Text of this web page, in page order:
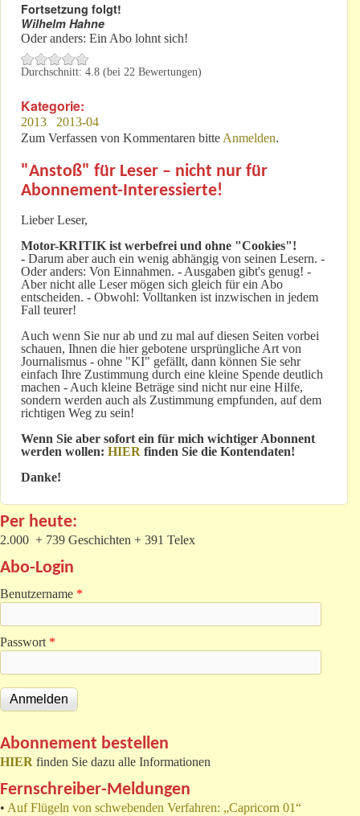
Fortsetzung folgt!
Wilhelm Hahne
Oder anders: Ein Abo lohnt sich!
Durchschnitt: 4.8 (bei 22 Bewertungen)
Kategorie:
2013
2013-04
Zum Verfassen von Kommentaren bitte Anmelden.
"Anstoß" für Leser – nicht nur für
Abonnement-Interessierte!
Lieber Leser,
Motor-KRITIK ist werbefrei und ohne "Cookies"!
- Darum aber auch ein wenig abhängig von seinen Lesern. -
Oder anders: Von Einnahmen. - Ausgaben gibt's genug! -
Aber nicht alle Leser mögen sich gleich für ein Abo
entscheiden. - Obwohl: Volltanken ist inzwischen in jedem
Fall teurer!
Auch wenn Sie nur ab und zu mal auf diesen Seiten vorbei
schauen, Ihnen die hier gebotene ursprüngliche Art von
Journalismus - ohne "KI" gefällt, dann können Sie sehr
einfach Ihre Zustimmung durch eine kleine Spende deutlich
machen - Auch kleine Beträge sind nicht nur eine Hilfe,
sondern werden auch als Zustimmung empfunden, auf dem
richtigen Weg zu sein!
Wenn Sie aber sofort ein für mich wichtiger Abonnent
werden wollen: HIER finden Sie die Kontendaten!
Danke!
Per heute:
2.000 + 739 Geschichten + 391 Telex
Abo-Login
Benutzername *
Passwort *
Abonnement bestellen
HIER finden Sie dazu alle Informationen
Fernschreiber-Meldungen
• Auf Flügeln von schwebenden Verfahren: „Capricorn 01“